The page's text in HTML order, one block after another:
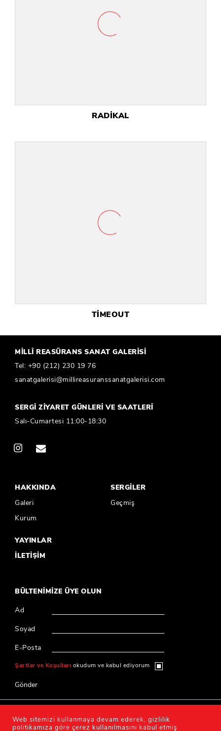
RADİKAL
TİMEOUT
MİLLÎ REASÜRANS SANAT GALERİSİ
Tel: +90 (212) 230 19 76
sanatgalerisi@millireasuranssanatgalerisi.com
SERGİ ZİYARET GÜNLERİ VE SAATLERİ
Salı-Cumartesi 11:00-18:30
HAKKINDA
Galeri
Kurum
SERGİLER
Geçmiş
YAYINLAR
İLETİŞİM
BÜLTENİMİZE ÜYE OLUN
Ad
Soyad
E-Posta
Şartlar ve Koşulları okudum ve kabul ediyorum
Gönder
© 2020 Millî Reasürans, Tüm hakları saklıdır.
Web sitemizi kullanmaya devam ederek, gizlilik
politikamıza göre çerez kullanılmasını kabul etmiş